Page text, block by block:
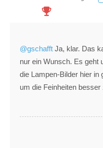
@gschafft Ja, klar. Das
nur ein Wunsch. Es geht
die Lampen-Bilder hier in
um die Feinheiten besser